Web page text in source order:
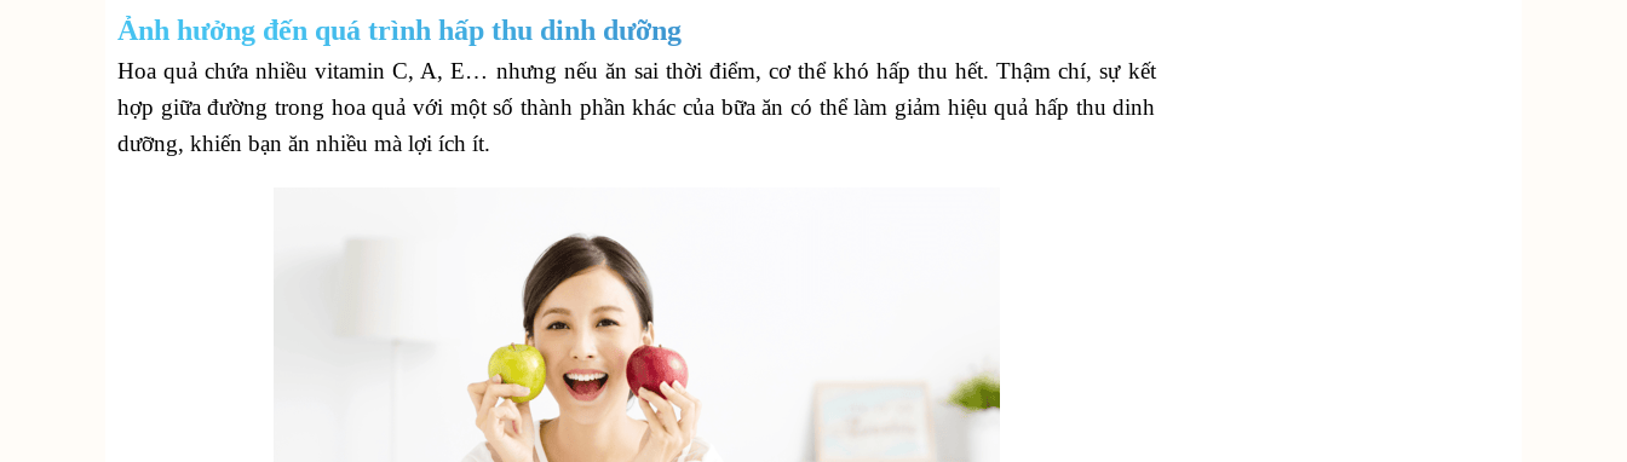
Ảnh hưởng đến quá trình hấp thu dinh dưỡng
Hoa quả chứa nhiều vitamin C, A, E… nhưng nếu ăn sai thời điểm, cơ thể khó hấp thu hết. Thậm chí, sự kết
hợp giữa đường trong hoa quả với một số thành phần khác của bữa ăn có thể làm giảm hiệu quả hấp thu dinh
dưỡng, khiến bạn ăn nhiều mà lợi ích ít.